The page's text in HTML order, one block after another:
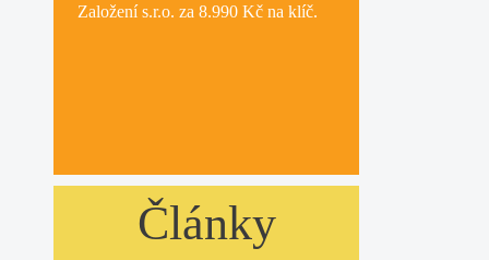
Založení s.r.o. za 8.990 Kč na klíč.
Články